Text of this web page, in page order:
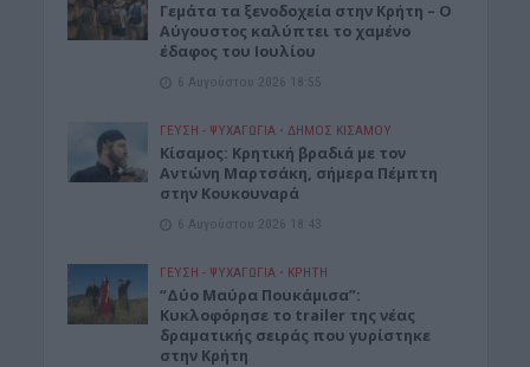
Γεμάτα τα ξενοδοχεία στην Κρήτη – Ο
Αύγουστος καλύπτει το χαμένο
έδαφος του Ιουλίου
6 Αυγούστου 2026 18:55
ΓΕΎΣΗ - ΨΥΧΑΓΩΓΊΑ • ΔΉΜΟΣ ΚΙΣΆΜΟΥ
Kίσαμος: Κρητική βραδιά με τον
Αντώνη Μαρτσάκη, σήμερα Πέμπτη
στην Κουκουναρά
6 Αυγούστου 2026 18:43
ΓΕΎΣΗ - ΨΥΧΑΓΩΓΊΑ • ΚΡΗΤΗ
“Δύο Μαύρα Πουκάμισα”:
Κυκλοφόρησε το trailer της νέας
δραματικής σειράς που γυρίστηκε
στην Κρήτη